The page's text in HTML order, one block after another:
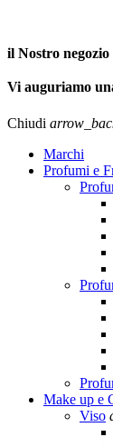
il Nostro
Vi auguriamo
Chiudi
Marchi
Profumi e
Make up e
Viso